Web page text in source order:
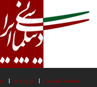
صفحه نخست درباره ما